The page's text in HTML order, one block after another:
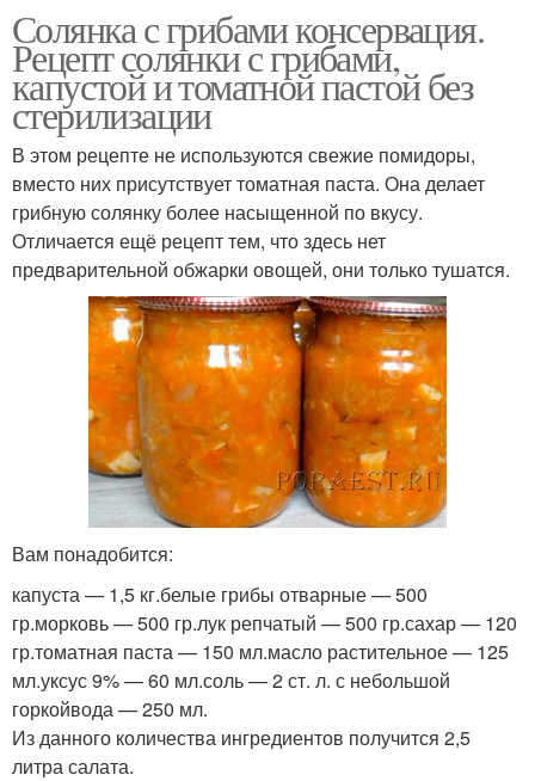
Солянка с грибами консервация.
Рецепт солянки с грибами,
капустой и томатной пастой без
стерилизации
В этом рецепте не используются свежие помидоры,
вместо них присутствует томатная паста. Она делает
грибную солянку более насыщенной по вкусу.
Отличается ещё рецепт тем, что здесь нет
предварительной обжарки овощей, они только тушатся.
Вам понадобится:
капуста — 1,5 кг.белые грибы отварные — 500
гр.морковь — 500 гр.лук репчатый — 500 гр.сахар — 120
гр.томатная паста — 150 мл.масло растительное — 125
мл.уксус 9% — 60 мл.соль — 2 ст. л. с небольшой
горкойвода — 250 мл.
Из данного количества ингредиентов получится 2,5
литра салата.